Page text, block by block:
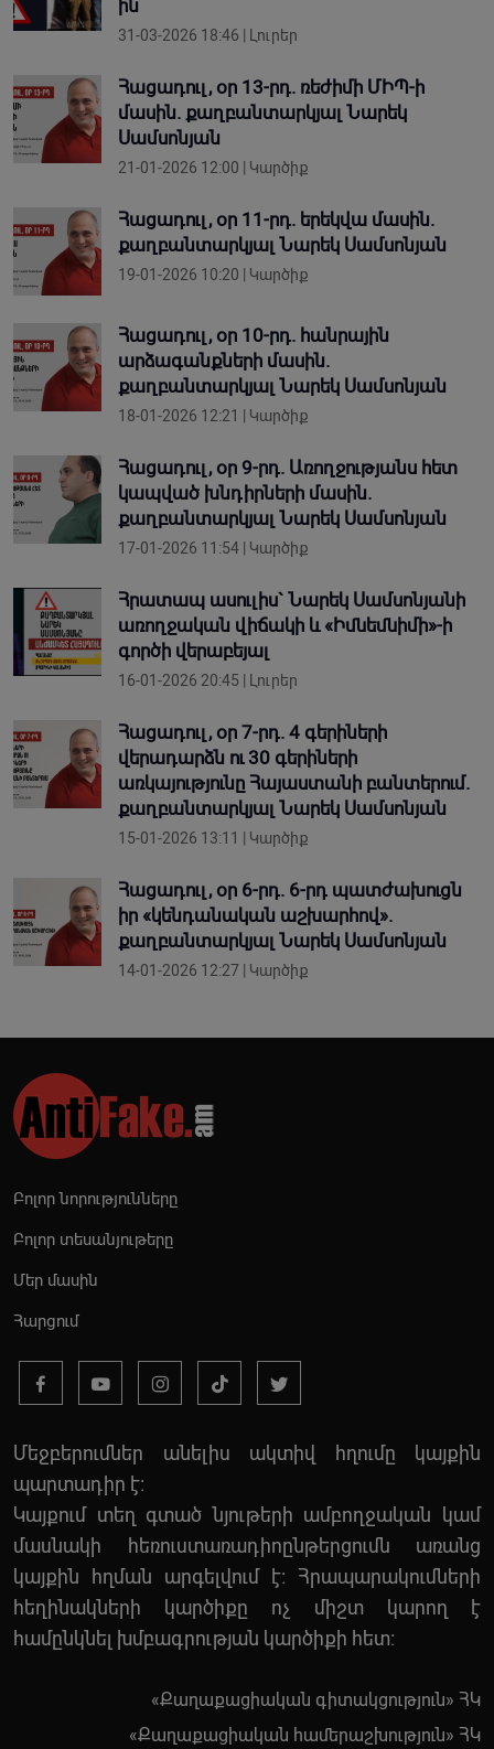
ին
31-03-2026 18:46 | Լուրեր
Հացադուլ, օր 13-րդ. ռեժիմի ՄԻՊ-ի
մասին. քաղբանտարկյալ Նարեկ
Սամսոնյան
21-01-2026 12:00 | Կարծիք
Հացադուլ, օր 11-րդ. երեկվա մասին.
քաղբանտարկյալ Նարեկ Սամսոնյան
19-01-2026 10:20 | Կարծիք
Հացադուլ, օր 10-րդ. հանրային
արձագանքների մասին.
քաղբանտարկյալ Նարեկ Սամսոնյան
18-01-2026 12:21 | Կարծիք
Հացադուլ, օր 9-րդ. Առողջությանս հետ
կապված խնդիրների մասին.
քաղբանտարկյալ Նարեկ Սամսոնյան
17-01-2026 11:54 | Կարծիք
Հրատապ ասուլիս` Նարեկ Սամսոնյանի
առողջական վիճակի և «Իմնեմնիմի»-ի
գործի վերաբեյալ
16-01-2026 20:45 | Լուրեր
Հացադուլ, օր 7-րդ. 4 գերիների
վերադարձն ու 30 գերիների
առկայությունը Հայաստանի բանտերում.
քաղբանտարկյալ Նարեկ Սամսոնյան
15-01-2026 13:11 | Կարծիք
Հացադուլ, օր 6-րդ. 6-րդ պատժախուցն
իր «կենդանական աշխարհով».
քաղբանտարկյալ Նարեկ Սամսոնյան
14-01-2026 12:27 | Կարծիք
Բոլոր նորությունները
Բոլոր տեսանյութերը
Մեր մասին
Հարցում
Մեջբերումներ անելիս ակտիվ հղումը կայքին
պարտադիր է:
Կայքում տեղ գտած նյութերի ամբողջական կամ
մասնակի հեռուստառադիոընթերցումն առանց
կայքին հղման արգելվում է: Հրապարակումների
հեղինակների կարծիքը ոչ միշտ կարող է
համընկնել խմբագրության կարծիքի հետ:
«Քաղաքացիական գիտակցություն» ՀԿ
«Քաղաքացիական համերաշխություն» ՀԿ